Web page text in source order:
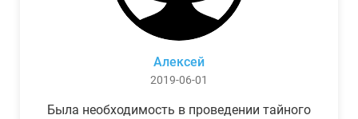
Алексей
2019-06-01
Была необходимость в проведении тайного